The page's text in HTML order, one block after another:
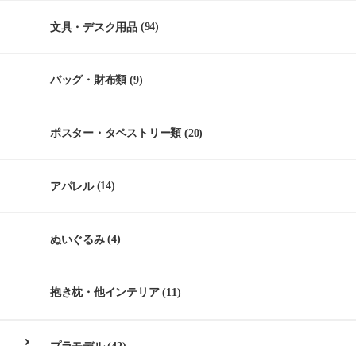
文具・デスク用品 (94)
バッグ・財布類 (9)
ポスター・タペストリー類 (20)
アパレル(14)
ぬいぐるみ(4)
抱き枕・他インテリア(11)